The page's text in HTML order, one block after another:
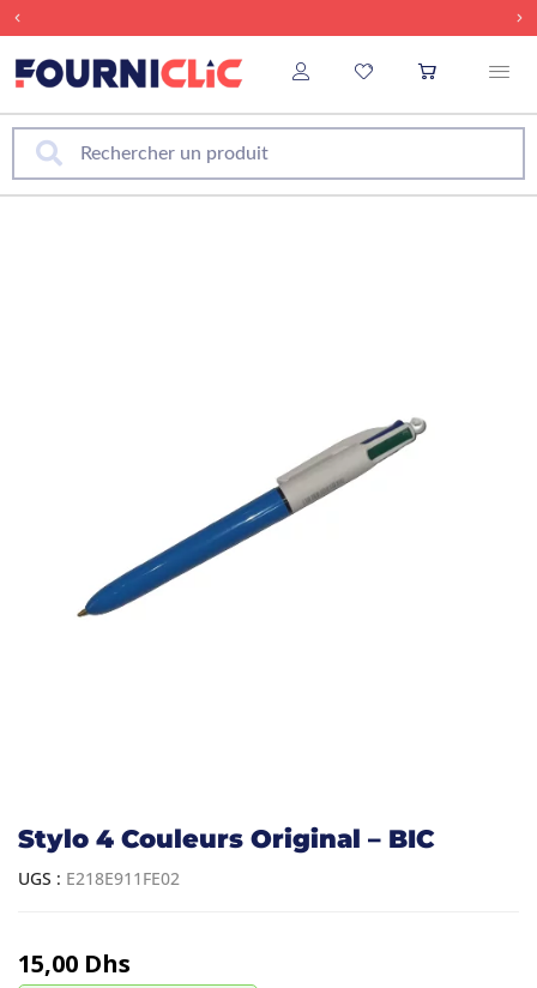
Stylo 4 Couleurs Original – BIC
UGS : E218E911FE02
15,00 Dhs